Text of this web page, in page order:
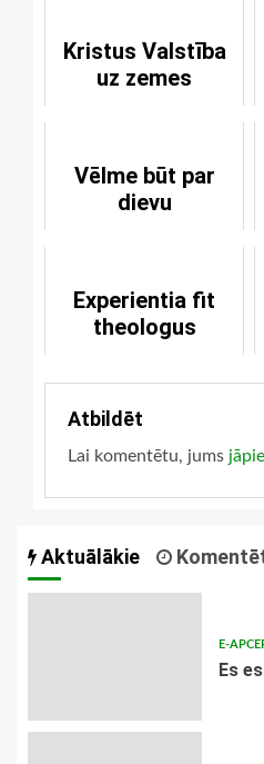
Kristus Valstība
uz zemes
Vēlme būt par
dievu
Experientia fit
theologus
Atbildēt
Lai komentētu, jums
Aktuālākie
E-
Es